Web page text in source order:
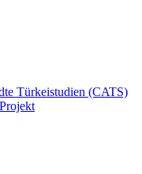
Türkeistudien (CATS)